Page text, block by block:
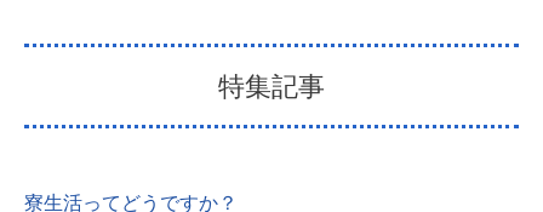
特集記事
寮生活ってどうですか？